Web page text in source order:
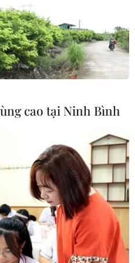
dựng đội
năng lực,
kết quả
đủ các
chính
cao tại Ninh Bình